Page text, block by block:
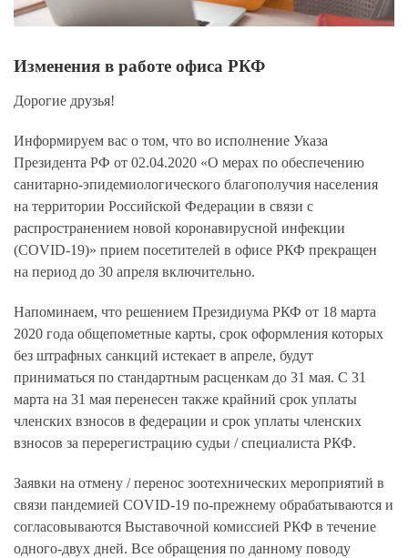
Изменения в работе офиса РКФ
Дорогие друзья!
Информируем вас о том, что во исполнение Указа
Президента РФ от 02.04.2020 «О мерах по обеспечению
санитарно-эпидемиологического благополучия населения
на территории Российской Федерации в связи с
распространением новой коронавирусной инфекции
(COVID-19)» прием посетителей в офисе РКФ прекращен
на период до 30 апреля включительно.
Напоминаем, что решением Президиума РКФ от 18 марта
2020 года общепометные карты, срок оформления которых
без штрафных санкций истекает в апреле, будут
приниматься по стандартным расценкам до 31 мая. С 31
марта на 31 мая перенесен также крайний срок уплаты
членских взносов в федерации и срок уплаты членских
взносов за перерегистрацию судьи / специалиста РКФ.
Заявки на отмену / перенос зоотехнических мероприятий в
связи пандемией COVID-19 по-прежнему обрабатываются и
согласовываются Выставочной комиссией РКФ в течение
одного-двух дней. Все обращения по данному поводу